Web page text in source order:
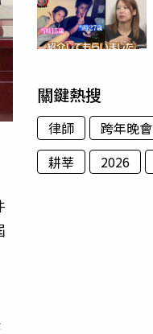
關鍵熱搜
律師 跨年晚會
耕莘
2026